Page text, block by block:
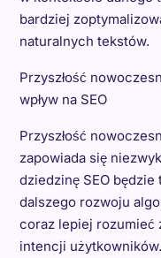
bardziej
naturalnych tekstów.
Przyszłość
wpływ na SEO
Przyszłość
zapowiada się
dziedzinę SEO będzie
dalszego rozwoju
coraz lepiej rozumieć
intencji